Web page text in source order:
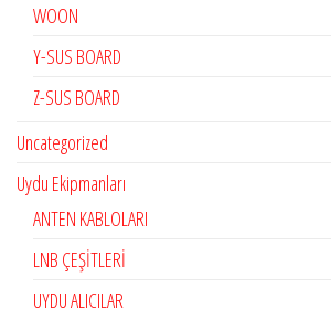
WOON
Y-SUS BOARD
Z-SUS BOARD
Uncategorized
Uydu Ekipmanları
ANTEN KABLOLARI
LNB ÇEŞİTLERİ
UYDU ALICILAR